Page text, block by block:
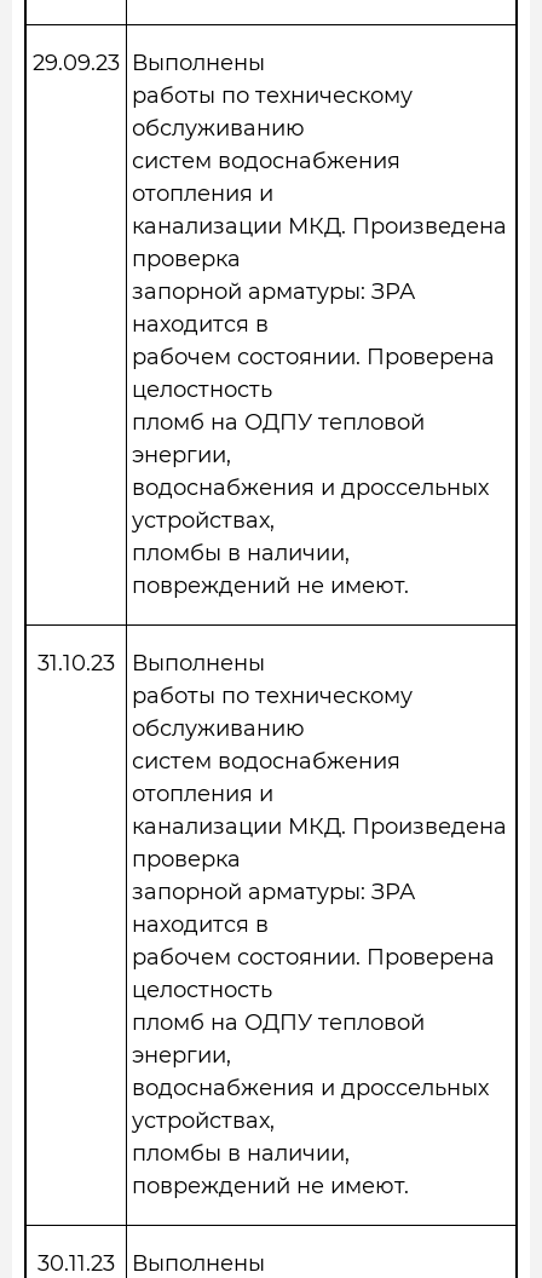
29.09.23 Выполнены
работы по техническому
обслуживанию
систем водоснабжения
отопления и
канализации МКД. Произведена
проверка
запорной арматуры: ЗРА
находится в
рабочем состоянии. Проверена
целостность
пломб на ОДПУ тепловой
энергии,
водоснабжения и дроссельных
устройствах,
пломбы в наличии,
повреждений не имеют.
31.10.23
Выполнены
работы по техническому
обслуживанию
систем водоснабжения
отопления и
канализации МКД. Произведена
проверка
запорной арматуры: ЗРА
находится в
рабочем состоянии. Проверена
целостность
пломб на ОДПУ тепловой
энергии,
водоснабжения и дроссельных
устройствах,
пломбы в наличии,
повреждений не имеют.
30.11.23
Выполнены